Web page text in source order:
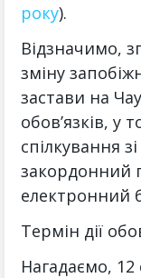
року).
Відзначимо,
зміну
застави на
обов’язків, у
спілкування
закордонний
електронний
Термін дії
Нагадаємо,